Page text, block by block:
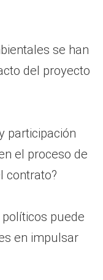
se han
del proyecto
participación
el proceso de
contrato?
políticos puede
en impulsar